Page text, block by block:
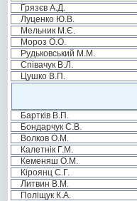
Грязєв А.Д.
Луценко Ю.В.
Мельник М.Є.
Мороз О.О.
Рудьковський М.М.
Співачук В.Л.
Цушко В.П.
Бартків В.П.
Бондарчук С.В.
Волков О.М.
Калетнік Г.М.
Кеменяш О.М.
Кіроянц С.Г.
Литвин В.М.
Поліщук К.А.